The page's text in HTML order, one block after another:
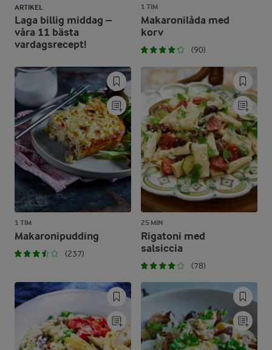
ARTIKEL
Laga billig middag –
våra 11 bästa
vardagsrecept!
1 TIM
Makaronilåda med
korv
(90)
1 TIM
Makaronipudding
(237)
25 MIN
Rigatoni med
salsiccia
(78)